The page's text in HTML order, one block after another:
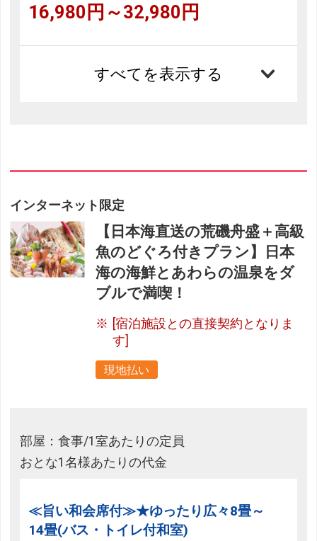
16,980円～32,980円
すべてを表示する
インターネット限定
【日本海直送の荒磯舟盛＋高級
魚のどぐろ付きプラン】日本
海の海鮮とあわらの温泉をダ
ブルで満喫！
[宿泊施設との直接契約となりま
す]
現地払い
部屋：食事/1室あたりの定員
おとな1名様あたりの代金
≪旨い和会席付≫★ゆったり広々8畳～
14畳(バス・トイレ付和室)